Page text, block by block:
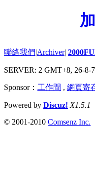
聯絡我們|Archiver|
SERVER: 2 GMT+8, 26-8-
Sponsor： 工作間 , 網頁寄
Powered by Discuz! X1.5.1
© 2001-2010 Comsenz Inc.